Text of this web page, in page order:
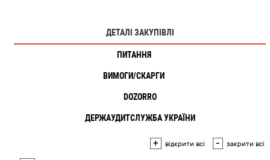
ДЕТАЛІ ЗАКУПІВЛІ
ПИТАННЯ
ВИМОГИ/СКАРГИ
DOZORRO
ДЕРЖАУДИТСЛУЖБА УКРАЇНИ
+ відкрити всі - закрити всі